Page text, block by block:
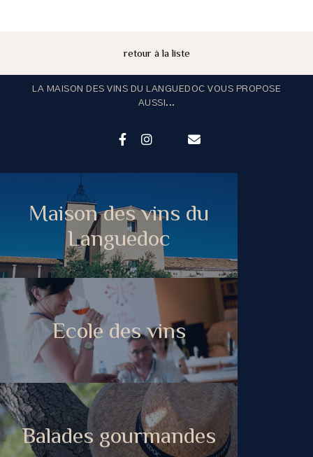
retour à la liste
LA MAISON DES VINS DU LANGUEDOC VOUS PROPOSE
AUSSI...
Maison des vins du
Languedoc
Ecole des vins
Balades gourmandes